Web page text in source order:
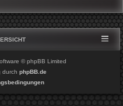
© phpBB Limited
durch phpBB.de